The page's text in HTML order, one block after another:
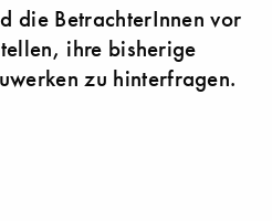
die BetrachterInnen vor
ihre bisherige
zu hinterfragen.